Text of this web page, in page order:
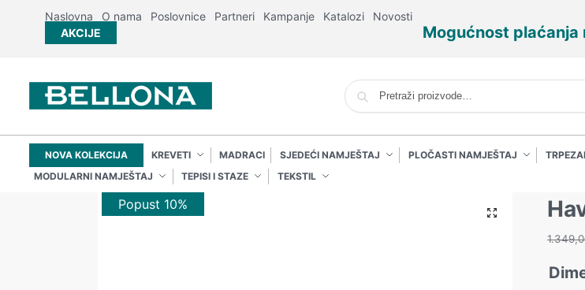
Naslovna O nama Poslovnice Partneri Kampanje Katalozi
Novosti
AKCIJE
Mogućnost plaćanja
NOVA KOLEKCIJA KREVETI MADRACI SJEDEĆI NAMJEŠTAJ PLOČASTI NAMJEŠTAJ
MODULARNI NAMJEŠTAJ
TEPISI I STAZE TEKSTIL
Popust 10%
Popust 10%